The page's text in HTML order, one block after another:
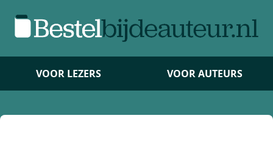
VOOR LEZERS VOOR AUTEURS